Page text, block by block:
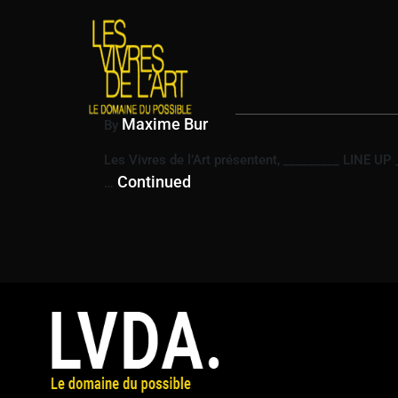
ÉTIQUETTE :
Sol Hess & the Boom Boom Doom Revue
10 décembre 2021
By Maxime Bur
Les Vivres de l’Art présentent, _________ LINE
… Continued